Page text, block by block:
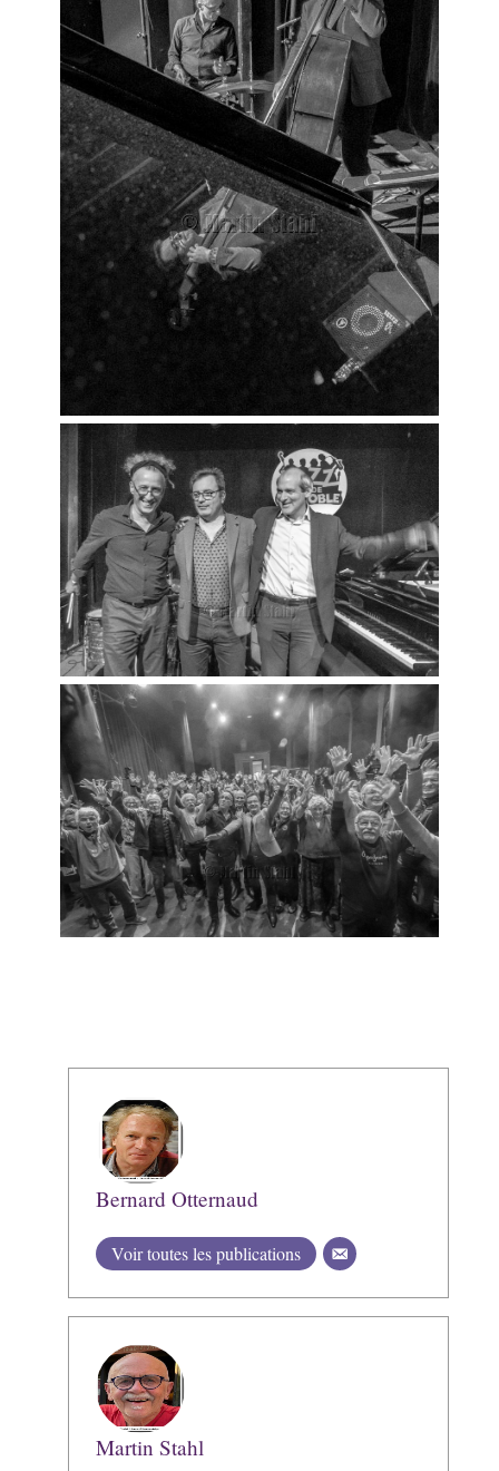
Bernard Otternaud
Voir toutes les publications
Martin Stahl